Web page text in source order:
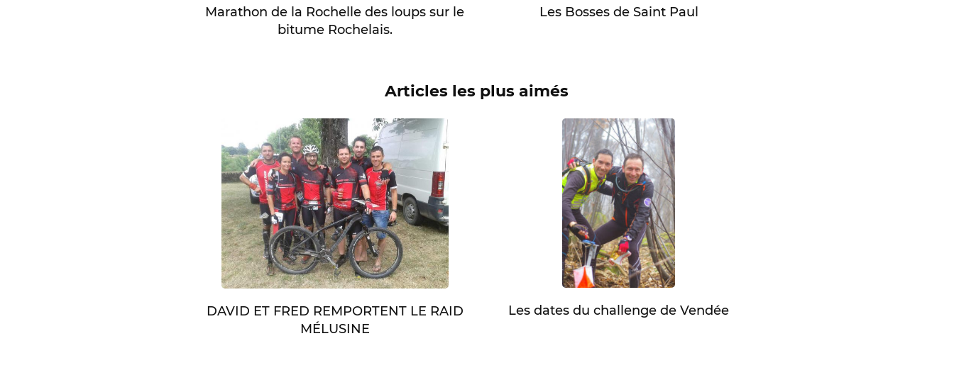
Marathon de la Rochelle des loups sur le
bitume Rochelais.
Les Bosses de Saint Paul
Articles les plus aimés
DAVID ET FRED REMPORTENT LE RAID
MÉLUSINE
Les dates du challenge de Vendée